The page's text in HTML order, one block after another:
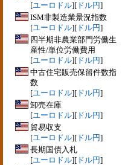
[ユーロドル][ ドル円]
ISM非製造業景況指数
[ユーロドル][ ドル円]
四半期非農業部門労働生
産性/単位労働費用
[ユーロドル][ ドル円]
中古住宅販売保留件数指
数
[ユーロドル][ ドル円]
卸売在庫
[ユーロドル][ ドル円]
貿易収支
[ユーロドル][ ドル円]
長期国債入札
[ユーロドル][ ドル円]